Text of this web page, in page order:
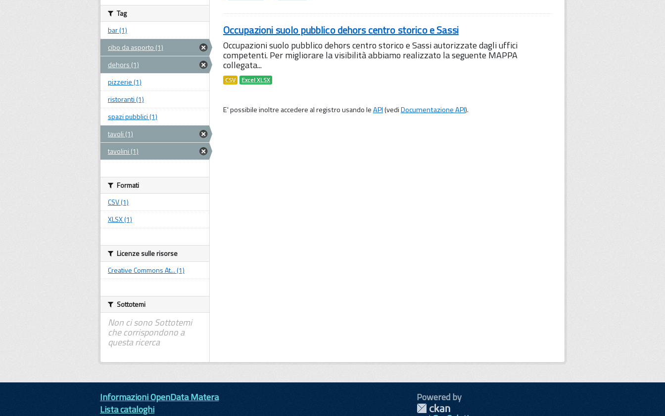
Occupazioni suolo pubblico dehors centro storico e Sassi
Occupazioni suolo pubblico dehors centro storico e Sassi autorizzate dagli uffici
competenti. Per migliorare la visibilità abbiamo realizzato la seguente MAPPA
collegata...
CSV Excel XLSX
E' possibile inoltre accedere al registro usando leAPI(vediDocumentazione API).
Tag
bar (1)
cibo da asporto (1)
dehors (1)
pizzerie (1)
ristoranti (1)
spazi pubblici (1)
tavoli (1)
tavolini (1)
Formati
CSV (1)
XLSX (1)
Licenze sulle risorse
Creative Commons At... (1)
Sottotemi
Non ci sono Sottotemi
che corrispondono a
questa ricerca
Informazioni OpenData Matera
Lista cataloghi
Powered by